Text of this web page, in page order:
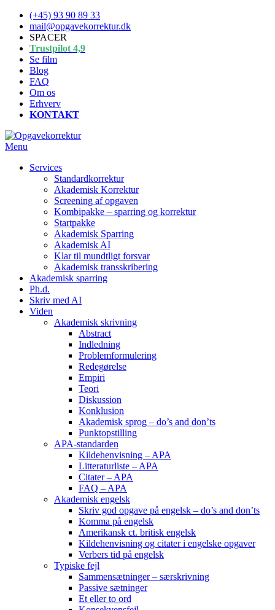
Spring
indhold
(+45) 93 90 89 33
mail@opgavekorrektur.dk
SPACER
Trustpilot 4,9
Se film
Blog
FAQ
Om os
Erhverv
KONTAKT
Menu
Services
Standardkorrektur
Akademisk Korrektur
Screening af opgaven
Kombipakke – sparring og korrektur
Startpakke
Akademisk Sparring
Akademisk AI
Klar til mundtligt forsvar
Akademisk transskribering
Akademisk sparring
Ph.d.
Skriv med AI
Viden
Akademisk skrivning
Abstract
Indledning
Problemformulering
Redegørelse
Empiri
Teori
Diskussion
Konklusion
Akademisk sprog – do’s and don’ts
Punktopstilling
APA-standarden
Kildehenvisning – APA
Litteraturliste – APA
Citater – APA
FAQ – APA
Akademisk engelsk
Skriv god opgave på engelsk – do’s and don’ts
Komma på engelsk
Amerikansk ct. britisk engelsk
Kildehenvisning og citater i engelske opgaver
Verbers tid på engelsk
Typiske fejl
Sammensætninger – særskrivning
Passive sætninger
Et eller to ord